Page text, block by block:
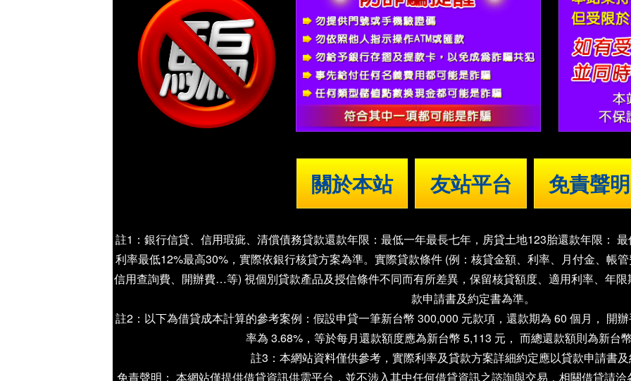
關於本站 友站平台 免責聲明
註1：銀行信貸、信用瑕疵、清償債務貸款還款年限：最低一年最長七年，房貸土地123胎還款年限：
利率最低12%最高30%，實際依銀行核貸方案為準。實際貸款條件 (例：核貸金額、利率、月付金、帳
信用查詢費、開辦費…等) 視個別貸款產品及授信條件不同而有所差異，保留核貸額度、適用利率、年
款申請書及約定書為準。
註2：以下為借貸成本計算的參考案例：假設申貸一筆新台幣 300,000 元款項，還款期為 60 個月， 開
率為 3.68%，等於每月還款額度應為新台幣 5,113 元， 而總還款額則為新台
註3：本網站資料僅供參考，實際利率及貸款方案詳細約定應以貸款申請書
免責聲明： 本網站僅提供借貸資訊供需平台，並不涉入其中任何借貸資訊之諮詢與交易，相關借貸請